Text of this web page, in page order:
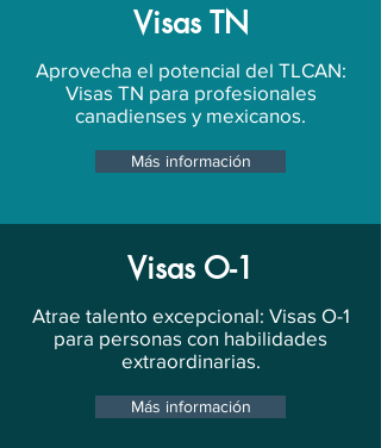
Visas TN
Aprovecha el potencial del TLCAN:
Visas TN para profesionales
canadienses y mexicanos.
Más información
Visas O-1
Atrae talento excepcional: Visas O-1
para personas con habilidades
extraordinarias.
Más información